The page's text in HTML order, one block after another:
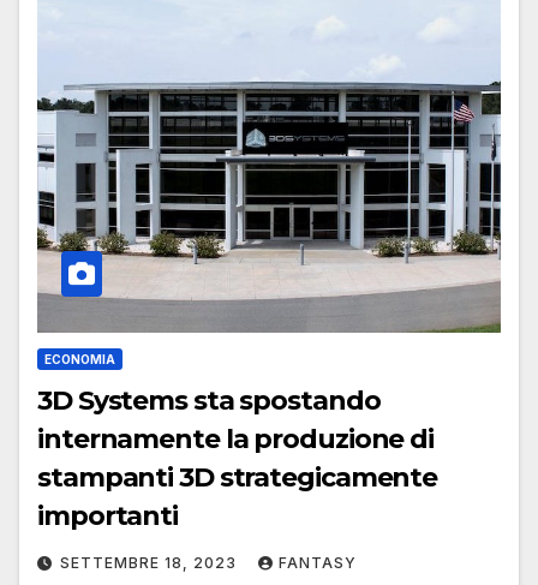
ECONOMIA
3D Systems sta spostando
internamente la produzione di
stampanti 3D strategicamente
importanti
SETTEMBRE 18, 2023 FANTASY